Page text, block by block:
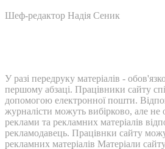
Шеф-редактор Надія Сеник
У разі передруку матеріалів -
першому абзаці. Працівники сайту
допомогою електронної пошти.
журналісти можуть вибірково, але не
реклами та рекламних матеріалів
рекламодавець. Працівнки сайту
рекламних матеріалів Матеріали